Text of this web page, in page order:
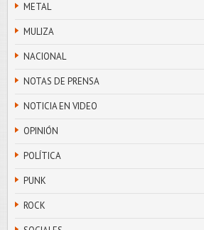
METAL
MULIZA
NACIONAL
NOTAS DE PRENSA
NOTICIA EN VIDEO
OPINIÓN
POLÍTICA
PUNK
ROCK